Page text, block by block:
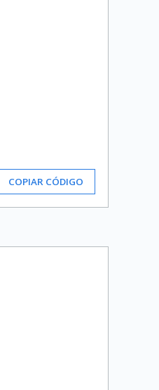
COPIAR CÓDIGO